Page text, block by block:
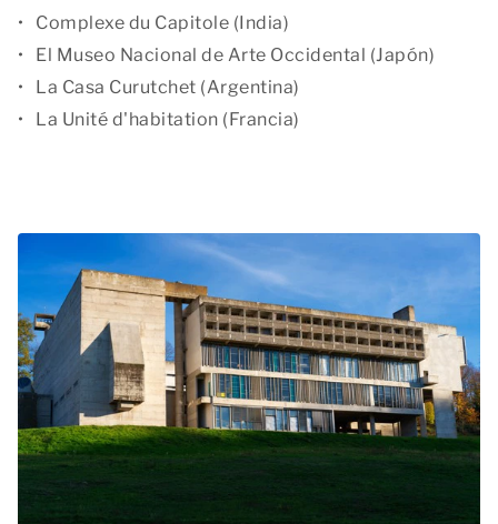
Complexe du Capitole (India)
El Museo Nacional de Arte Occidental (Japón)
La Casa Curutchet (Argentina)
La Unité d'habitation (Francia)